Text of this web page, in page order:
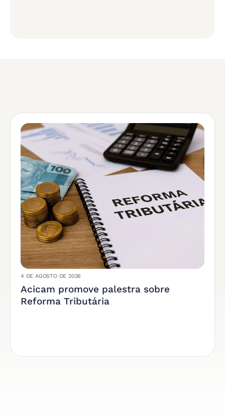
4 DE AGOSTO DE 2026
Acicam promove palestra sobre
Reforma Tributária